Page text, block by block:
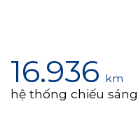
16.936 km
hệ thống chiếu